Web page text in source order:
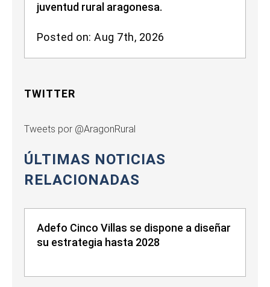
juventud rural aragonesa.
Posted on: Aug 7th, 2026
TWITTER
Tweets por @AragonRural
ÚLTIMAS NOTICIAS
RELACIONADAS
Adefo Cinco Villas se dispone a diseñar
su estrategia hasta 2028